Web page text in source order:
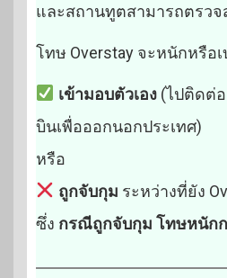
และสถานทูตสามารถตรวจ
โทษ Overstay จะหนักหรือ
เข้ามอบตัวเอง(ไปติดต่อ
บินเพื่อออกนอกประเทศ)
หรือ
ถูกจับกุม ระหว่างที่ยัง
ซึ่ง กรณีถูกจับกุม โทษหนักก